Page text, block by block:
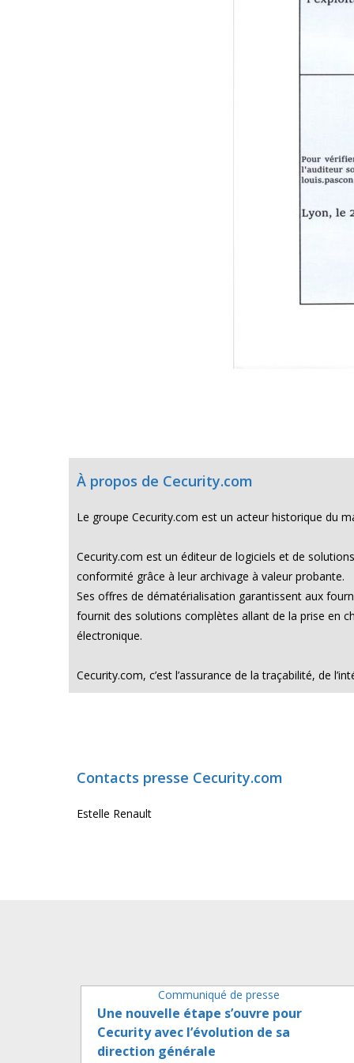
À propos de Cecurity.com
Le groupe Cecurity.com est un acteur historique du
Cecurity.com est un éditeur de logiciels et de
conformité grâce à leur archivage à valeur probante.
Ses offres de dématérialisation garantissent aux
fournit des solutions complètes allant de la prise en
électronique.
Cecurity.com, c’est l’assurance de la traçabilité, de
Contacts presse Cecurity.com
Estelle Renault
Communiqué de presse
Une nouvelle étape s’ouvre pour
Cecurity avec l’évolution de sa
direction générale